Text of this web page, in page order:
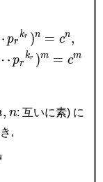
a &=
pr
kr )n = cn,
pr
kr )m = cm
, n
n: 互いに素) に
,
= c^{mn}